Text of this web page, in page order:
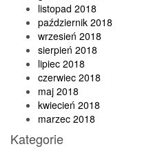
listopad 2018
październik 2018
wrzesień 2018
sierpień 2018
lipiec 2018
czerwiec 2018
maj 2018
kwiecień 2018
marzec 2018
Kategorie